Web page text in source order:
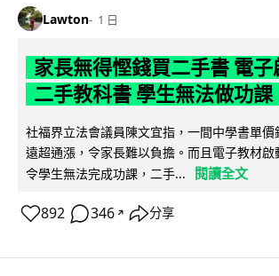
Lawton 1 日
家長無得慳錢買二手書 電
二手教科書 學生無法做功課
社福界立法會議員陳文宜指，一間中學書單價
遠超通漲，令家長難以負擔。而且電子教材啟
令學生無法完成功課，二手...
閱讀全文
892 346 ↗ 分享